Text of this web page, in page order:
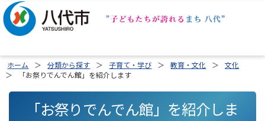
ホーム 分類から探す 子育て・学び 教育・文化
文化
「お祭りでんでん館」を紹介します
「お祭りでんでん館」を紹介しま